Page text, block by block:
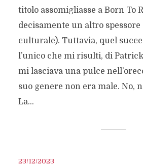
titolo assomigliasse a Born To
decisamente un altro spessore
culturale). Tuttavia, quel
l’unico che mi risulti, di
mi lasciava una pulce
suo genere non era male. No,
La...
23/12/2023